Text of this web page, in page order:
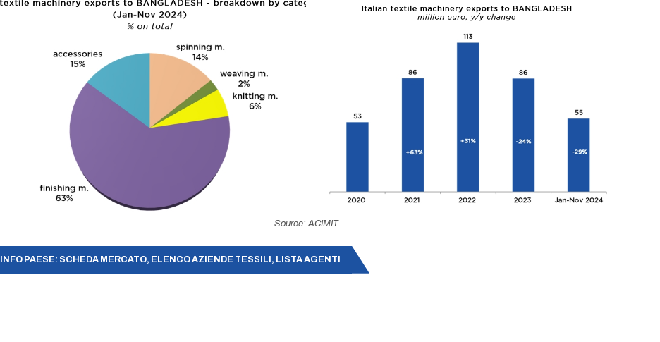
Source: ACIMIT
INFO PAESE: SCHEDA MERCATO, ELENCO AZIENDE TESSILI, LISTA AGENTI